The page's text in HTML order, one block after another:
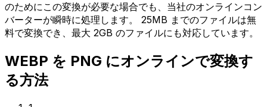
のためにこの変換が必要な場合でも、当社のオンラインコン
バーターが瞬時に処理します。 25MB までのファイルは無
料で変換でき、最大 2GB のファイルにも対応しています。
WEBP を PNG にオンラインで変換す
る方法